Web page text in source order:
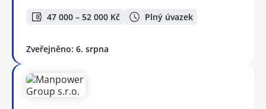
47 000 – 52 000 Kč Plný úvazek
Zveřejněno: 6. srpna